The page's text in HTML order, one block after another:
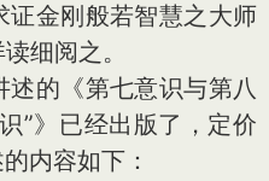
证金刚般若智慧之大师
细阅之。
的《第七意识与第八
”》已经出版了，定价
内容如下：